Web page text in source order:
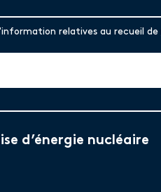
relatives au recueil de
d’énergie nucléaire